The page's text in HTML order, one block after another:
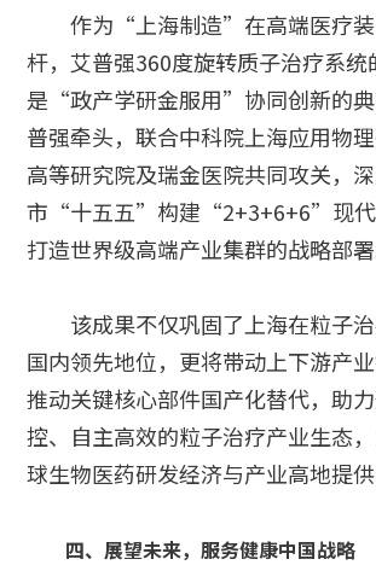
作为“上海制造”在高端医疗装
杆，艾普强360度旋转质子治疗系统
是“政产学研金服用”协同创新的
普强牵头，联合中科院上海应用物
高等研究院及瑞金医院共同攻关，
市“十五五”构建“2+3+6+6”现代
打造世界级高端产业集群的战略部署
该成果不仅巩固了上海在粒子治
国内领先地位，更将带动上下游产业
推动关键核心部件国产化替代，助
控、自主高效的粒子治疗产业生态
球生物医药研发经济与产业高地提供
四、展望未来，服务健康中国战略